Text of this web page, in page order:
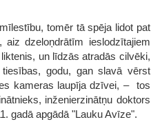
tomēr tā spēja lidot pat
dzeloņdrātīm ieslodzītajiem
un līdzās atradās cilvēki,
godu, gan slavā vērst
kameras laupīja dzīvei, – tos
inženierzinātņu doktors
gadā apgādā "Lauku Avīze".